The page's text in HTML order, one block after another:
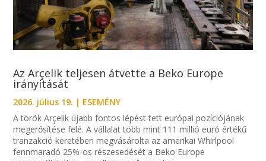
Az Arçelik teljesen átvette a Beko Europe
irányítását
2026. július 19. | ESEMÉNY
A török Arçelik újabb fontos lépést tett európai pozíciójának
megerősítése felé. A vállalat több mint 111 millió euró értékű
tranzakció keretében megvásárolta az amerikai Whirlpool
fennmaradó 25%-os részesedését a Beko Europe